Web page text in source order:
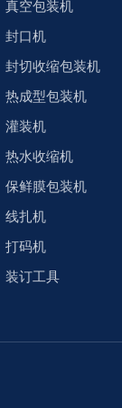
真空包装机
封口机
封切收缩包装机
热成型包装机
灌装机
热水收缩机
保鲜膜包装机
线扎机
打码机
装订工具